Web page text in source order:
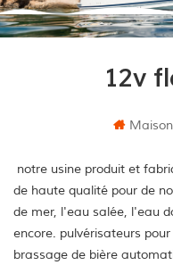
12v
Maison
notre usine produit et
de haute qualité pour de
de mer, l'eau salée, l'eau
encore. pulvérisateurs
brassage de bière